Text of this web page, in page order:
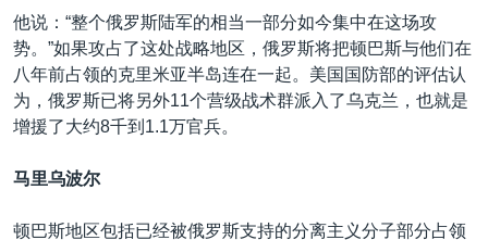
他说：“整个俄罗斯陆军的相当一部分如今集中在这场攻
势。”如果攻占了这处战略地区，俄罗斯将把顿巴斯与他们在
八年前占领的克里米亚半岛连在一起。美国国防部的评估认
为，俄罗斯已将另外11个营级战术群派入了乌克兰，也就是
增援了大约8千到1.1万官兵。
马里乌波尔
顿巴斯地区包括已经被俄罗斯支持的分离主义分子部分占领